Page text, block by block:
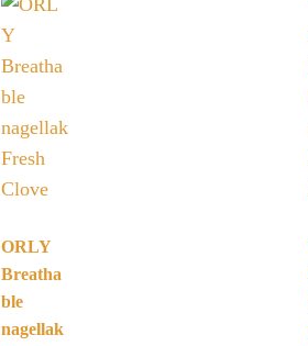
ORLY
Breatha
ble
nagellak